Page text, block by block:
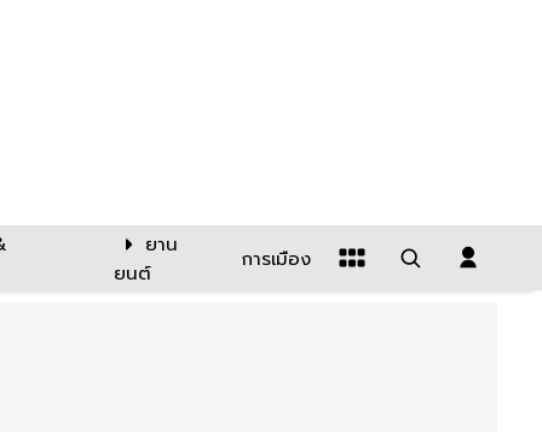
ยาน
ยนต์
การเมือง